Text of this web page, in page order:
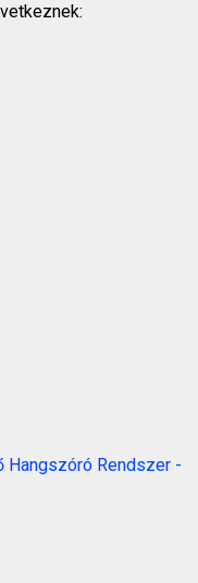
Hangszóró Rendszer -